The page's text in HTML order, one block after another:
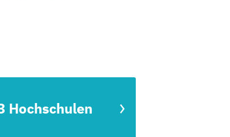
Hochschulen